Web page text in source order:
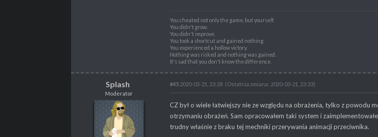
You cheated not only the game, but yourself.
You didn't grow.
You didn't improve.
You took a shortcut and gained nothing.
You experienced a hollow victory.
Nothing was risked and nothing was gained.
It's sad that you don't know the difference.
Splash
Splash
Moderator
#45 2020-03-21, 23:28 (Ostatnia zmiana: 2020-03-21, 23:33)
CZ był o wiele łatwiejszy nie ze względu na obrażenia, tylko z powodu
otrzymaniu obrażeń. Sam opracowałem taki system i
trudny właśnie z braku tej mechniki przerywania animacji przeciwnika.